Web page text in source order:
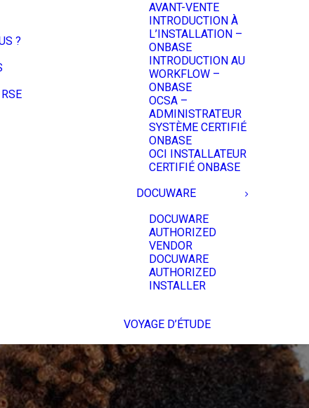
?
AVANT-VENTE
INTRODUCTION À
L’INSTALLATION –
ONBASE
INTRODUCTION AU
WORKFLOW –
ONBASE
OCSA –
ADMINISTRATEUR
SYSTÈME CERTIFIÉ
ONBASE
OCI INSTALLATEUR
CERTIFIÉ ONBASE
DOCUWARE
DOCUWARE
AUTHORIZED
VENDOR
DOCUWARE
AUTHORIZED
INSTALLER
VOYAGE D’ÉTUDE